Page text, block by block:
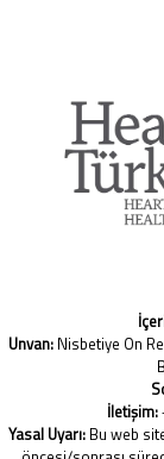
Unvan: Nisbetiye On
İletişim:
Yasal Uyarı: Bu web